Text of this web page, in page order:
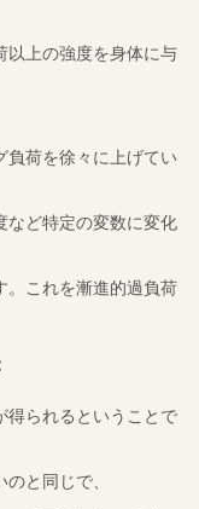
以上の強度を身体に与
負荷を徐々に上げてい
など特定の変数に変化
。これを漸進的過負荷
得られるということで
と同じで、